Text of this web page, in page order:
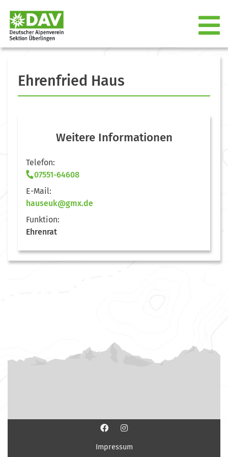
Ehrenfried Haus
Weitere Informationen
Telefon:
07551-64608
E-Mail:
hauseuk@gmx.de
Funktion:
Ehrenrat
Impressum